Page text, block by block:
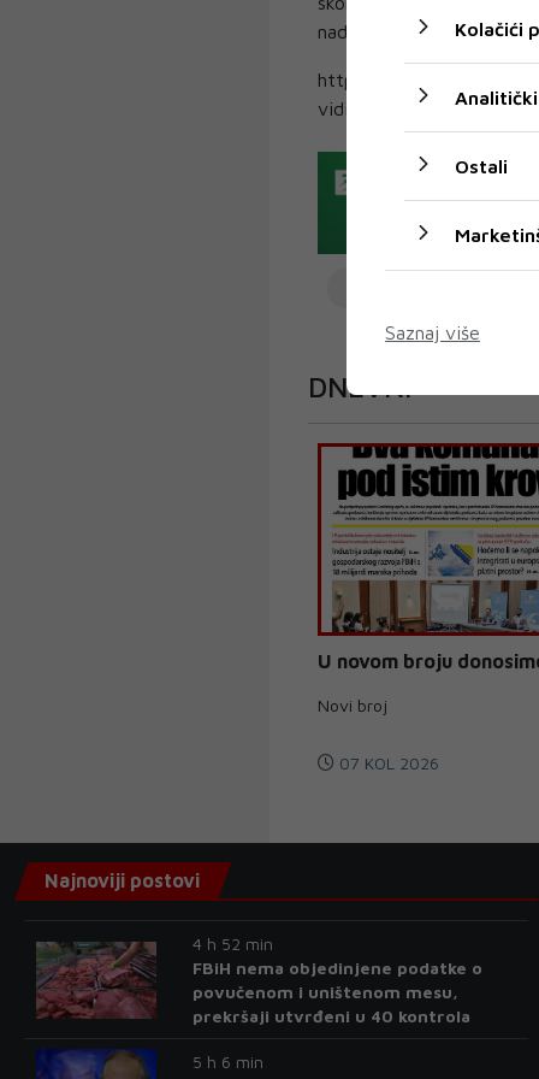
nadolazeće izbore, stoji
https://dnevni.ba/
vidic/
DNEVNI
U novom broju
Novi broj
07 KOL 2026
Kolačići
Analitički
Ostali
Saznaj više
Najnoviji postovi
4 h 52 min
FBiH nema objedinjene podatke o
povučenom i uništenom mesu,
prekršaji utvrđeni u 40 kontrola
5 h 6 min